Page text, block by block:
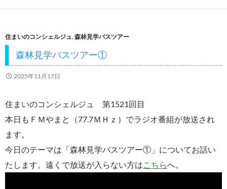
b
o
o
k
er
住まいのコンシェルジュ ,森林見学バスツアー
森林見学バスツアー①
2025年11月17日
住まいのコンシェルジュ 第1521回目
本日もＦＭやまと（77.7ＭＨｚ）でラジオ番組が放送され
ます。
今日のテーマは「森林見学バスツアー①」についてお話い
たします。遠くで放送が入らない方はこちらへ。